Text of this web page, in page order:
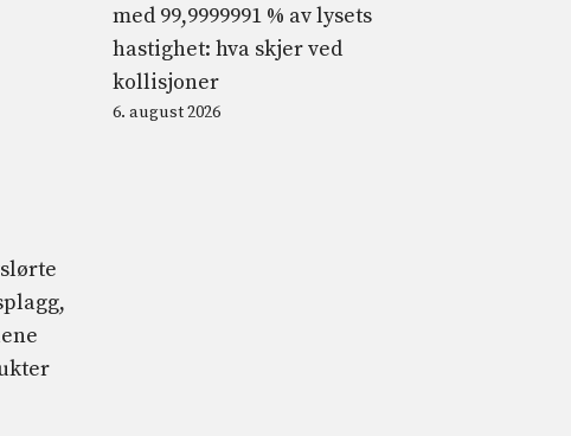
med 99,9999991 % av lysets
hastighet: hva skjer ved
kollisjoner
6. august 2026